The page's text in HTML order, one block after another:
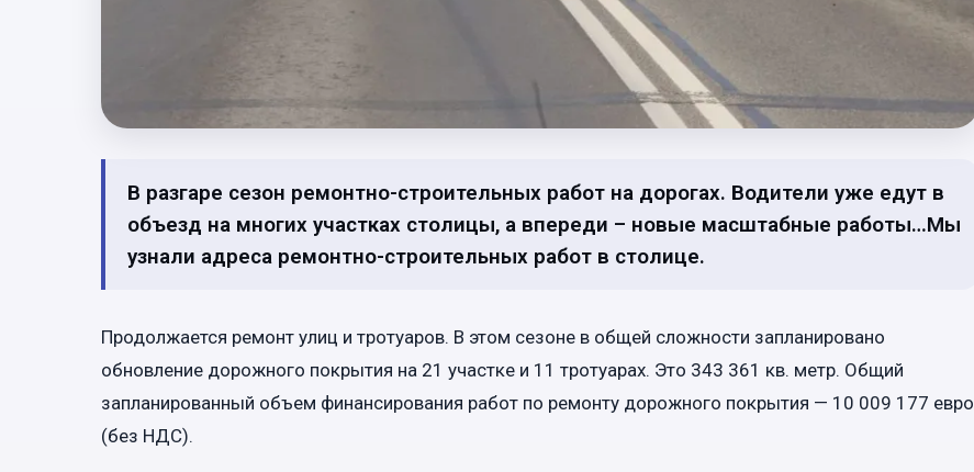
В разгаре сезон ремонтно-строительных работ на дорогах. Водители уже едут в
объезд на многих участках столицы, а впереди – новые масштабные работы…Мы
узнали адреса ремонтно-строительных работ в столице.
Продолжается ремонт улиц и тротуаров. В этом сезоне в общей сложности запланировано
обновление дорожного покрытия на 21 участке и 11 тротуарах. Это 343 361 кв. метр. Общий
запланированный объем финансирования работ по ремонту дорожного покрытия — 10 009 177 евро
(без НДС).